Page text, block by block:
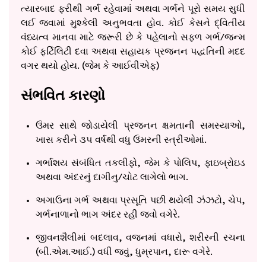
ત્યારબાદ ફરીથી ગર્ભ રહેવામાં અથવા ગર્ભને પૂરો સમય સુધી
લઈ જવામાં મુશ્કેલી અનુભવતા હોવ. કોઈ કેસને દ્વિતીય
વંધ્યત્વ માનવા માટે જરૂરી છે કે પહેલાનો સફળ ગર્ભ/જન્મ
કોઈ ફર્ટિલિટી દવા અથવા સહાયક પ્રજનન પદ્ધતિની મદદ
વગર થયો હોય. (જેમ કે આઈવીએફ)
સંભવિત કારણો
ઉંમર સાથે જોડાયેલી પ્રજનન ક્ષમતાની સમસ્યાઓ,
ખાસ કરીને ૩૫ વર્ષથી વધુ ઉંમરની સ્ત્રીઓમાં.
ગર્ભાશય સંબંધિત તકલીફો, જેમ કે પોલિપ, ફાઇબ્રોઇડ
અથવા અંદરનું દાગીનુ/ચોટ લાગેલો ભાગ.
અગાઉના ગર્ભ અથવા પ્રસૂતિ પછી થયેલી ઝંઝટો, ચેપ,
ગર્ભનાળાનો ભાગ અંદર રહી જવો વગેરે.
જીવનશૈલીમાં બદલાવ, વજનમાં વધારો, શરીરની રચના
(બી.એમ.આઈ.) વધી જવું, ધુમ્રપાન, દારૂ વગેરે.